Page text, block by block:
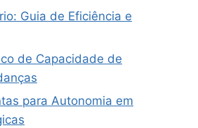
Guia de Eficiência e
de Capacidade de
para Autonomia em